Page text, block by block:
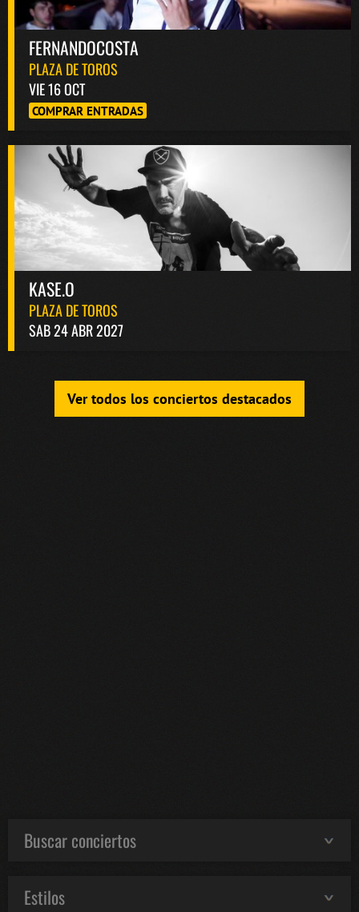
FERNANDOCOSTA
PLAZA DE TOROS
VIE 16 OCT
COMPRAR ENTRADAS
KASE.O
PLAZA DE TOROS
SAB 24 ABR 2027
Ver todos los conciertos destacados
Buscar conciertos
Estilos